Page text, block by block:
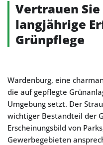
Vertrauen
langjährige
Grünpflege
Wardenburg, eine
die auf gepflegte
Umgebung setzt. Der
wichtiger Bestandteil der
Erscheinungsbild von
Gewerbegebieten